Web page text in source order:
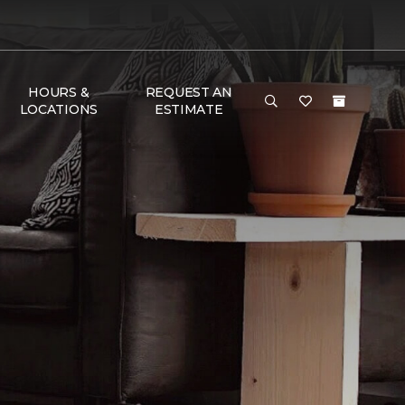
HOURS &
LOCATIONS
REQUEST AN
ESTIMATE